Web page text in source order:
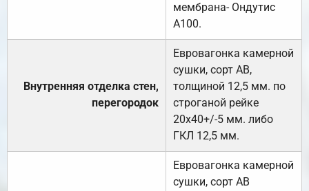
мембрана- Ондутис
А100.
Внутренняя отделка стен,
перегородок
Евровагонка камерной
сушки, сорт АВ,
толщиной 12,5 мм. по
строганой рейке
20х40+/-5 мм. либо
ГКЛ 12,5 мм.
Евровагонка камерной
сушки, сорт АВ